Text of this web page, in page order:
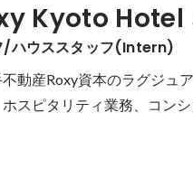
Kyoto Hotel
/ハウススタッフ(Intern)
動産Roxy資本のラグジュ
スピタリティ業務、コン